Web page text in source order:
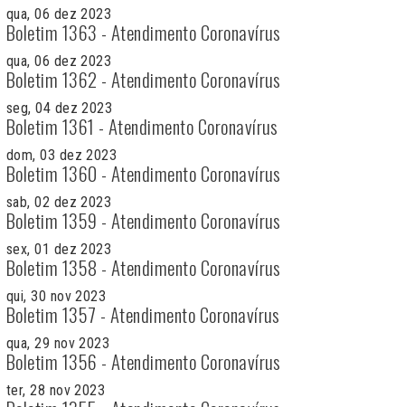
qua, 06 dez 2023
Boletim 1363 - Atendimento Coronavírus
qua, 06 dez 2023
Boletim 1362 - Atendimento Coronavírus
seg, 04 dez 2023
Boletim 1361 - Atendimento Coronavírus
dom, 03 dez 2023
Boletim 1360 - Atendimento Coronavírus
sab, 02 dez 2023
Boletim 1359 - Atendimento Coronavírus
sex, 01 dez 2023
Boletim 1358 - Atendimento Coronavírus
qui, 30 nov 2023
Boletim 1357 - Atendimento Coronavírus
qua, 29 nov 2023
Boletim 1356 - Atendimento Coronavírus
ter, 28 nov 2023